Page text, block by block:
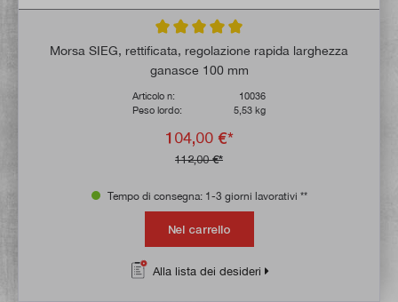
Valutazione media di 5 su 5 stelle
Morsa SIEG, rettificata, regolazione rapida larghezza
ganasce 100 mm
Articolo n:
10036
Peso lordo:
5,53 kg
104,00 €*
112,00 €*
Tempo di consegna: 1-3 giorni lavorativi **
Nel carrello
Alla lista dei desideri